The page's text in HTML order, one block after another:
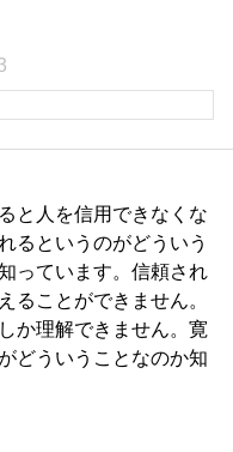
と人を信用できなくな
るというのがどういう
っています。信頼され
ることができません。
か理解できません。寛
どういうことなのか知